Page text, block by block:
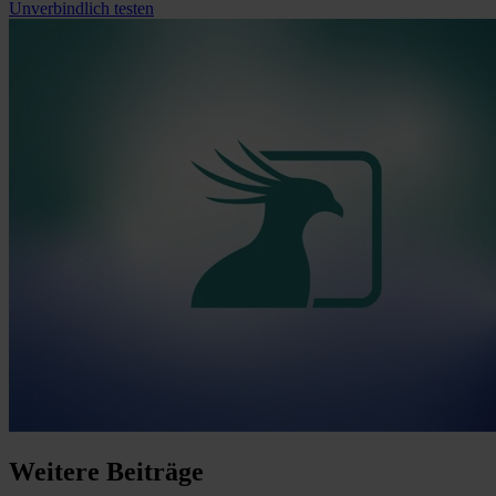
Unverbindlich testen
Weitere Beiträge